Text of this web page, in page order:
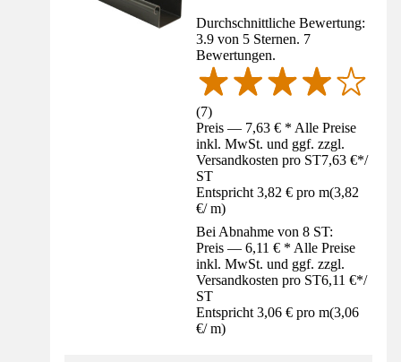
Durchschnittliche Bewertung:
3.9 von 5 Sternen. 7
Bewertungen.
(7)
Preis — 7,63 € * Alle Preise
inkl. MwSt. und ggf. zzgl.
Versandkosten pro ST7,63 €*/
ST
Entspricht 3,82 € pro m(3,82
€/ m)
Bei Abnahme von 8 ST:
Preis — 6,11 € * Alle Preise
inkl. MwSt. und ggf. zzgl.
Versandkosten pro ST6,11 €*/
ST
Entspricht 3,06 € pro m(3,06
€/ m)